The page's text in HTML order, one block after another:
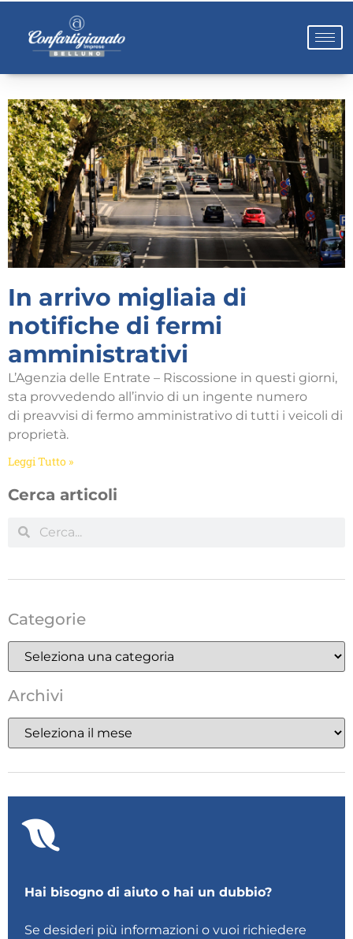
In arrivo migliaia di
notifiche di fermi
amministrativi
L’Agenzia delle Entrate – Riscossione in questi giorni,
sta provvedendo all’invio di un ingente numero
di preavvisi di fermo amministrativo di tutti i veicoli di
proprietà.
Leggi Tutto »
Cerca articoli
Categorie
Archivi
Hai bisogno di aiuto o hai un dubbio?
Se desideri più informazioni o vuoi richiedere